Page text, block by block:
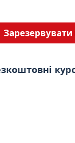
Зарезервувати